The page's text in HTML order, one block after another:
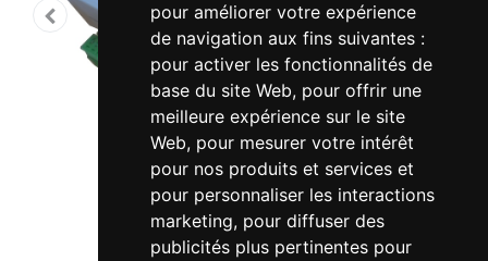
pour améliorer votre expérience
de navigation aux fins suivantes :
pour activer les fonctionnalités de
base du site Web, pour offrir une
meilleure expérience sur le site
Web, pour mesurer votre intérêt
pour nos produits et services et
pour personnaliser les interactions
marketing, pour diffuser des
publicités plus pertinentes pour